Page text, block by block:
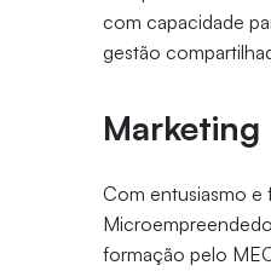
com capacidade
gestão
Com entusiasmo
formação pelo